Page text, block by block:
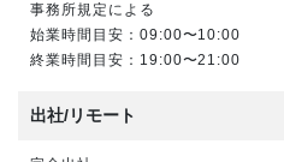
事務所規定による
始業時間目安：09:00〜10:00
終業時間目安：19:00〜21:00
出社/リモート